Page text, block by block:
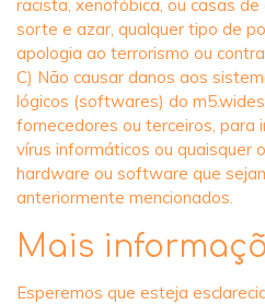
racista, xenofóbica, ou casas
sorte e azar, qualquer tipo de
apologia ao terrorismo ou
C) Não causar danos aos
lógicos (softwares) do
fornecedores ou terceiros, para
vírus informáticos ou quaisquer
hardware ou software que
anteriormente mencionados.
Mais
Esperemos que esteja